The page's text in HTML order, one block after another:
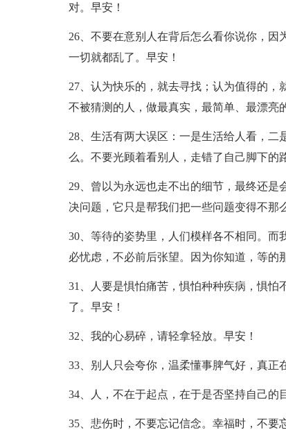
对。早安！
26、不要在意别人在背后怎么看你说你，因
一切就都乱了。早安！
27、认为快乐的，就去寻找；认为值得的
不被猜测的人，做最真实，最简单、最漂亮
28、生活有两大误区：一是生活给人看，
么。不要光顾着看别人，走错了自己脚下的
29、曾以为永远也走不出的细节，最终还
决问题，它只是帮我们把一些问题变得不那
30、等待的姿势里，人们模样各不相同。
必忧虑，不必前后张望。因为你知道，等的
31、人要是惧怕痛苦，惧怕种种疾病，惧
了。早安！
32、我的心易碎，请轻拿轻放。早安！
33、别人只会夸你，温柔懂事脾气好，真正
34、人，不在于起点，在于是否坚持自己的
35、悲伤时，不要忘记信念。幸福时，不要